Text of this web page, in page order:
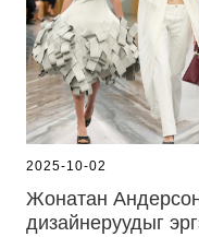
2025-10-02
Жонатан
дизайнеруудыг